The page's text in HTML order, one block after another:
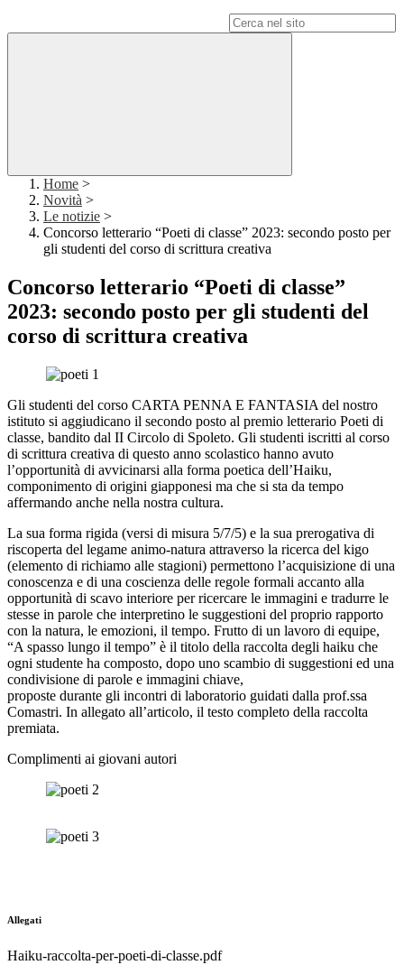
Home >
Novità >
Le notizie >
Concorso letterario “Poeti di classe” 2023: secondo posto per
gli studenti del corso di scrittura creativa
Concorso letterario “Poeti di classe”
2023: secondo posto per gli studenti del
corso di scrittura creativa
Gli studenti del corso CARTA PENNA E FANTASIA del nostro
istituto si aggiudicano il secondo posto al premio letterario Poeti di
classe, bandito dal II Circolo di Spoleto. Gli studenti iscritti al corso
di scrittura creativa di questo anno scolastico hanno avuto
l’opportunità di avvicinarsi alla forma poetica dell’Haiku,
componimento di origini giapponesi ma che si sta da tempo
affermando anche nella nostra cultura.
La sua forma rigida (versi di misura 5/7/5) e la sua prerogativa di
riscoperta del legame animo-natura attraverso la ricerca del kigo
(elemento di richiamo alle stagioni) permettono l’acquisizione di una
conoscenza e di una coscienza delle regole formali accanto alla
opportunità di scavo interiore per ricercare le immagini e tradurre le
stesse in parole che interpretino le suggestioni del proprio rapporto
con la natura, le emozioni, il tempo. Frutto di un lavoro di equipe,
“A spasso lungo il tempo” è il titolo della raccolta degli haiku che
ogni studente ha composto, dopo uno scambio di suggestioni ed una
condivisione di parole e immagini chiave,
proposte durante gli incontri di laboratorio guidati dalla prof.ssa
Comastri. In allegato all’articolo, il testo completo della raccolta
premiata.
Complimenti ai giovani autori
Allegati
Haiku-raccolta-per-poeti-di-classe.pdf